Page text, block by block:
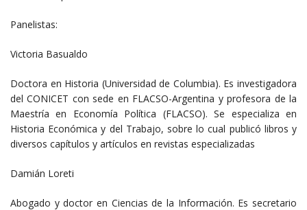
Panelistas:
Victoria Basualdo
Doctora en Historia (Universidad de Columbia). Es investigadora
del CONICET con sede en FLACSO-Argentina y profesora de la
Maestría en Economía Política (FLACSO). Se especializa en
Historia Económica y del Trabajo, sobre lo cual publicó libros y
diversos capítulos y artículos en revistas especializadas
Damián Loreti
Abogado y doctor en Ciencias de la Información. Es secretario